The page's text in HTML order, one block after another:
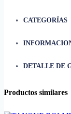
CATEGORÍAS
• Tamaño/ Tipo
DETALLE DE
Productos similares